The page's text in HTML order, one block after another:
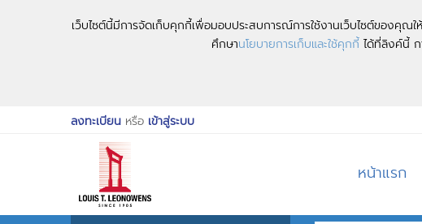
เว็บไซต์นี้มีการจัดเก็บคุกกี้เพื่อมอบประสบการณ์การใช้งานเว็บไซต์ของคุณ
ศึกษานโยบายการเก็บและใช้คุกกี้ ได้ที่ลิงค์นี้ ก
ลงทะเบียน หรือ เข้าสู่ระบบ
หน้าแรก